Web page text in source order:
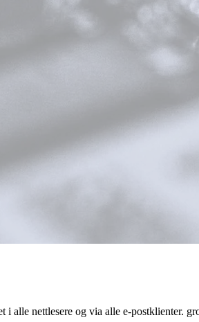
nettlesere og via alle e-postklienter.